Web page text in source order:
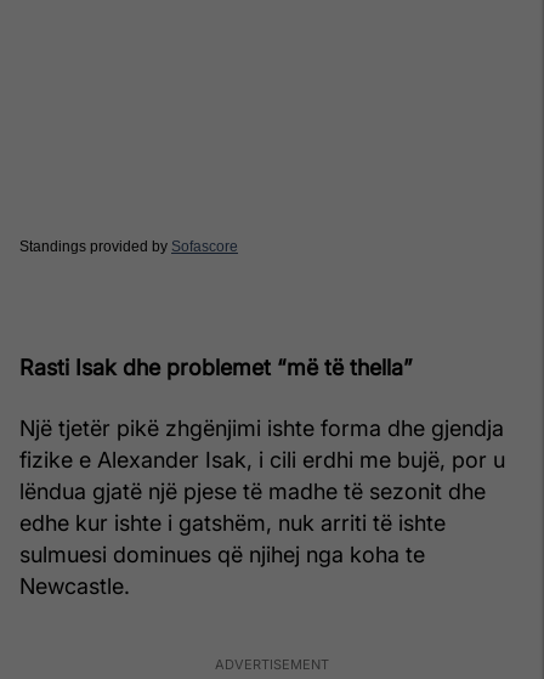
Standings provided by Sofascore
Rasti Isak dhe problemet “më të thella”
Një tjetër pikë zhgënjimi ishte forma dhe gjendja
fizike e Alexander Isak, i cili erdhi me bujë, por u
lëndua gjatë një pjese të madhe të sezonit dhe
edhe kur ishte i gatshëm, nuk arriti të ishte
sulmuesi dominues që njihej nga koha te
Newcastle.